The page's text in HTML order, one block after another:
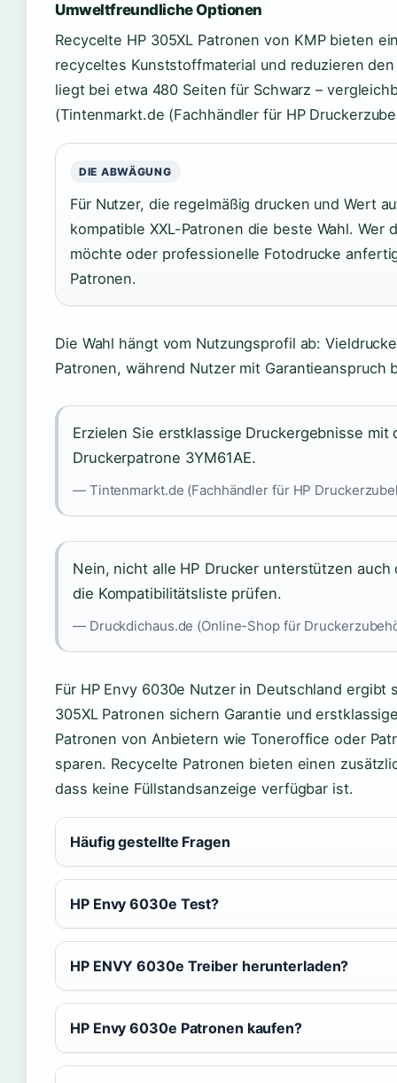
Umweltfreundliche Optionen
Recycelte HP 305XL Patronen von KMP bieten
recyceltes Kunststoffmaterial und reduzieren
liegt bei etwa 480 Seiten für Schwarz –
(Tintenmarkt.de (Fachhändler für HP
DIE ABWÄGUNG
Für Nutzer, die regelmäßig drucken und Wert
kompatible XXL-Patronen die beste Wahl.
möchte oder professionelle Fotodrucke
Patronen.
Die Wahl hängt vom Nutzungsprofil ab:
Patronen, während Nutzer mit Garantieanspruch
Erzielen Sie erstklassige Druckergebnisse mit
Druckerpatrone 3YM61AE.
— Tintenmarkt.de (Fachhändler für HP
Nein, nicht alle HP Drucker unterstützen
die Kompatibilitätsliste prüfen.
— Druckdichaus.de (Online-Shop für
Für HP Envy 6030e Nutzer in Deutschland ergibt
305XL Patronen sichern Garantie und
Patronen von Anbietern wie Toneroffice oder
sparen. Recycelte Patronen bieten einen
dass keine Füllstandsanzeige verfügbar ist.
Häufig gestellte Fragen
HP Envy 6030e Test?
HP ENVY 6030e Treiber herunterladen?
HP Envy 6030e Patronen kaufen?